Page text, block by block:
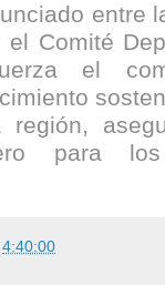
entre
Comité
el
región,
para los
4:40:00